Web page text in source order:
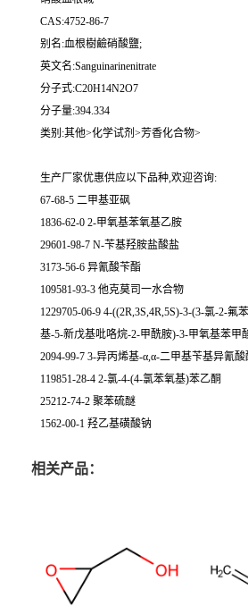
CAS:4752-86-7
别名:血根樹鹼硝酸鹽;
英文名:Sanguinarinenitrate
分子式:C20H14N2O7
分子量:394.334
类别:其他>化学试剂>芳香化合物>
生产厂家优惠供应以下品种,欢迎咨询:
67-68-5 二甲基亚砜
1836-62-0 2-甲氧基苯氧基乙胺
29601-98-7 N-苄基羟胺盐酸盐
3173-56-6 异氰酸苄酯
109581-93-3 他克莫司一水合物
1229705-06-9 4-((2R,3S,4R,5S)-3-(3-氯-2-氟
基-5-新戊基吡咯烷-2-甲酰胺)-3-甲氧基苯甲
2094-99-7 3-异丙烯基-α,α-二甲基苄基异氰酸
119851-28-4 2-氯-4-(4-氯苯氧基)苯乙酮
25212-74-2 聚苯硫醚
1562-00-1 羟乙基磺酸钠
相关产品：